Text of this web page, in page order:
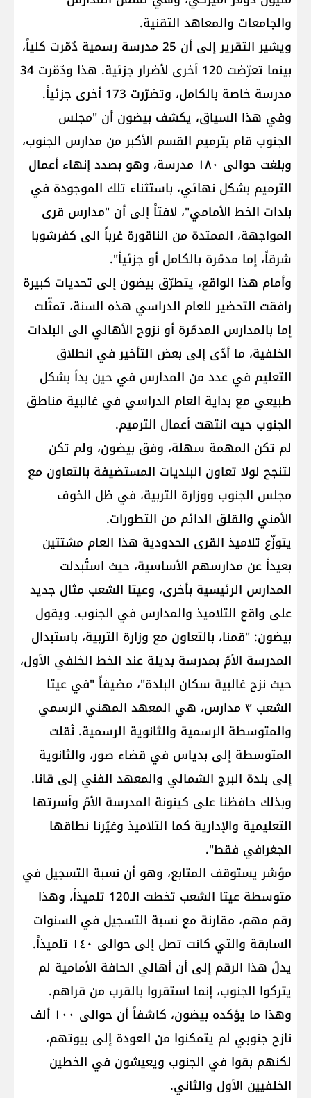
والجامعات والمعاهد التقنية.
ويشير التقرير إلى أن 25 مدرسة رسمية دُمّرت كلياً،
بينما تعرّضت 120 أخرى لأضرار جزئية. هذا ودُمّرت 34
مدرسة خاصة بالكامل، وتضرّرت 173 أخرى جزئياً.
وفي هذا السياق، يكشف بيضون أن "مجلس
الجنوب قام بترميم القسم الأكبر من مدارس الجنوب،
وبلغت حوالى ١٨٠ مدرسة، وهو بصدد إنهاء أعمال
الترميم بشكل نهائي، باستثناء تلك الموجودة في
بلدات الخط الأمامي"، لافتاً إلى أن "مدارس قرى
المواجهة، الممتدة من الناقورة غرباً الى كفرشوبا
شرقاً، إما مدمّرة بالكامل أو جزئياً".
وأمام هذا الواقع، يتطرّق بيضون إلى تحديات كبيرة
رافقت التحضير للعام الدراسي هذه السنة، تمثّلت
إما بالمدارس المدمّرة أو نزوح الأهالي الى البلدات
الخلفية، ما أدّى إلى بعض التأخير في انطلاق
التعليم في عدد من المدارس في حين بدأ بشكل
طبيعي مع بداية العام الدراسي في غالبية مناطق
الجنوب حيث انتهت أعمال الترميم.
لم تكن المهمة سهلة، وفق بيضون، ولم تكن
لتنجح لولا تعاون البلديات المستضيفة بالتعاون مع
مجلس الجنوب ووزارة التربية، في ظل الخوف
الأمني والقلق الدائم من التطورات.
يتوزّع تلاميذ القرى الحدودية هذا العام مشتتين
بعيداً عن مدارسهم الأساسية، حيث استُبدلت
المدارس الرئيسية بأخرى، وعيتا الشعب مثال جديد
على واقع التلاميذ والمدارس في الجنوب. ويقول
بيضون: "قمنا، بالتعاون مع وزارة التربية، باستبدال
المدرسة الأمّ بمدرسة بديلة عند الخط الخلفي الأول،
حيث نزح غالبية سكان البلدة"، مضيفاً "في عيتا
الشعب ٣ مدارس، هي المعهد المهني الرسمي
والمتوسطة الرسمية والثانوية الرسمية. نُقلت
المتوسطة إلى بدياس في قضاء صور، والثانوية
إلى بلدة البرج الشمالي والمعهد الفني إلى قانا.
وبذلك حافظنا على كينونة المدرسة الأمّ وأسرتها
التعليمية والإدارية كما التلاميذ وغيّرنا نطاقها
الجغرافي فقط".
مؤشر يستوقف المتابع، وهو أن نسبة التسجيل في
متوسطة عيتا الشعب تخطت الـ120 تلميذاً، وهذا
رقم مهم، مقارنة مع نسبة التسجيل في السنوات
السابقة والتي كانت تصل إلى حوالى ١٤٠ تلميذاً.
يدلّ هذا الرقم إلى أن أهالي الحافة الأمامية لم
يتركوا الجنوب، إنما استقروا بالقرب من قراهم.
وهذا ما يؤكده بيضون، كاشفاً أن حوالى ١٠٠ ألف
نازح جنوبي لم يتمكنوا من العودة إلى بيوتهم،
لكنهم بقوا في الجنوب ويعيشون في الخطين
الخلفيين الأول والثاني.